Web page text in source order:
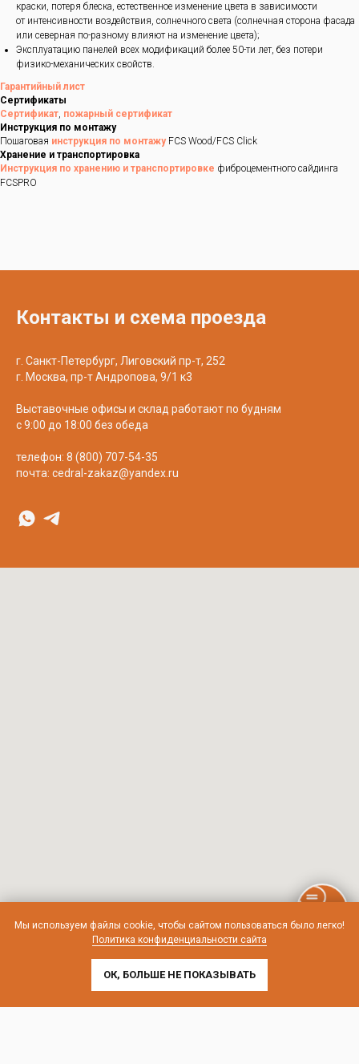
краски, потеря блеска, естественное изменение цвета в зависимости
от интенсивности воздействия, солнечного света (солнечная сторона фасада
или северная по-разному влияют на изменение цвета);
Эксплуатацию панелей всех модификаций более 50-ти лет, без потери
физико-механических свойств.
Гарантийный лист
Сертификаты
Сертификат, пожарный сертификат
Инструкция по монтажу
Пошаговая инструкция по монтажуFCS Wood/FCS Click
Хранение и транспортировка
Инструкция по хранению и транспортировке фиброцементного сайдинга
FCSPRO
Мы используем файлы cookie, чтобы сайтом пользоваться было легко!
Политика конфиденциальности сайта
ОК, БОЛЬШЕ НЕ ПОКАЗЫВАТЬ
Контакты и схема проезда
г. Санкт-Петербург, Лиговский пр-т, 252
г. Москва, пр-т Андропова, 9/1 к3
Выставочные офисы и склад работают по будням
с 9:00 до 18:00 без обеда
телефон: 8 (800) 707-54-35
почта: cedral-zakaz@yandex.ru